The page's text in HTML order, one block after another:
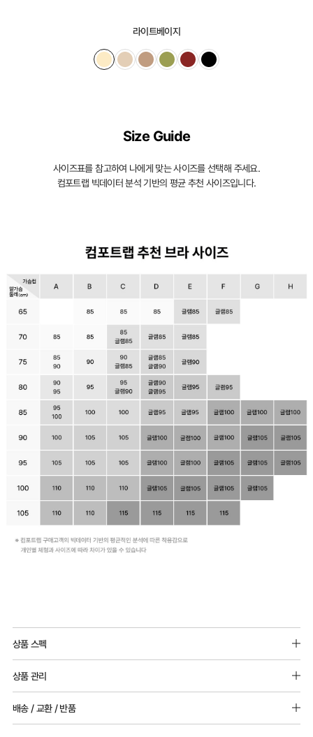
라이트베이지
Size Guide
사이즈표를 참고하여 나에게 맞는 사이즈를 선택해 주세요.
컴포트랩 빅데이터 분석 기반의 평균 추천 사이즈입니다.
냉
감
성
테
스
상품 스펙
몰드두께 : 5mm 패드 / 추가 불가
어깨끈두께
85,90,95 : 15mm
상품 관리
1. 고온 세탁은 제품 변형의 원인이 될 수 있으므로, 미지근한 물로 세탁해 주세요.
2. 기계 세탁을 할 경우 제품 손상 및 변형 방지를 위해, 반드시 세탁망을 사용해 주세요.
배송 / 교환 / 반품